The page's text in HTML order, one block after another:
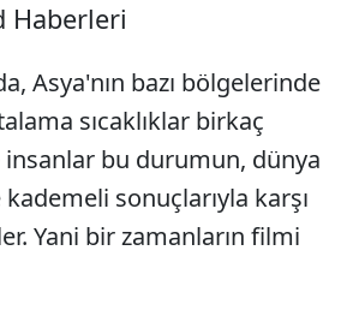
Haberleri
Sesi Aç
Asya'nın bazı bölgelerinde
sıcaklıklar birkaç
insanlar bu durumun, dünya
sonuçlarıyla karşı
Yani bir zamanların filmi